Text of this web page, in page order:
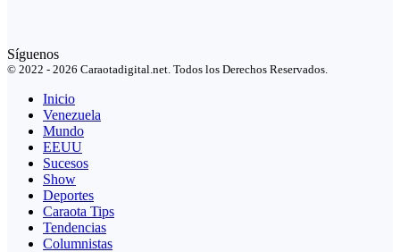
Síguenos
© 2022 - 2026 Caraotadigital.net. Todos los Derechos Reservados.
Inicio
Venezuela
Mundo
EEUU
Sucesos
Show
Deportes
Caraota Tips
Tendencias
Columnistas